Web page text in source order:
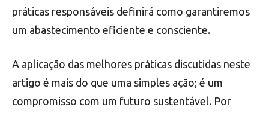
práticas responsáveis definirá como garantiremos
um abastecimento eficiente e consciente.
A aplicação das melhores práticas discutidas neste
artigo é mais do que uma simples ação; é um
compromisso com um futuro sustentável. Por